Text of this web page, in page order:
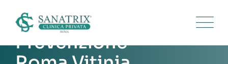
content
Prevenzione